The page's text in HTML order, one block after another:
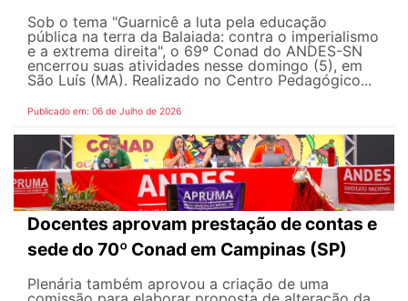
Sob o tema "Guarnicê a luta pela educação
pública na terra da Balaiada: contra o imperialismo
e a extrema direita", o 69º Conad do ANDES-SN
encerrou suas atividades nesse domingo (5), em
São Luís (MA). Realizado no Centro Pedagógico...
Publicado em: 06 de Julho de 2026
Docentes aprovam prestação de contas e
sede do 70º Conad em Campinas (SP)
Plenária também aprovou a criação de uma